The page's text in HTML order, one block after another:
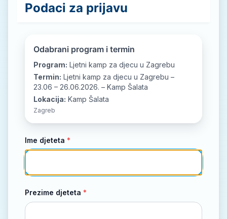
📷 ▶️
Podaci za prijavu
Odabrani program i termin
Program: Ljetni kamp za djecu u Zagrebu
Termin: Ljetni kamp za djecu u Zagrebu –
23.06 – 26.06.2026. – Kamp Šalata
Lokacija: Kamp Šalata
Zagreb
Ime djeteta *
Prezime djeteta *